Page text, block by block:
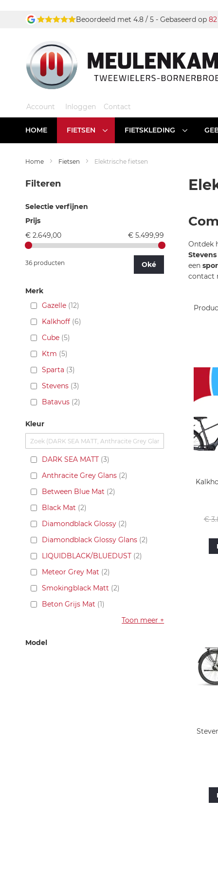
Ga
inhoud
Beoordeeld met 4.8 / 5 - Gebaseerd op
Account Inloggen Contact
HOME FIETSEN FIETSKLEDING
Home Fietsen Elektrische fietsen
Ontdek
Stevens
een
contact
€
Filteren
Selectie verfijnen
Prijs
€ 2.649,00
€ 5.499,99
36 producten Oké
Merk
Gazelle 12
Kalkhoff 6
Cube 5
Ktm 5
Sparta 3
Stevens 3
Batavus 2
Kleur
DARK SEA MATT 3
Anthracite Grey Glans 2
Between Blue Mat 2
Black Mat 2
Diamondblack Glossy 2
Diamondblack Glossy Glans 2
LIQUIDBLACK/BLUEDUST 2
Meteor Grey Mat 2
Smokingblack Matt 2
Beton Grijs Mat 1
Toon meer
Model